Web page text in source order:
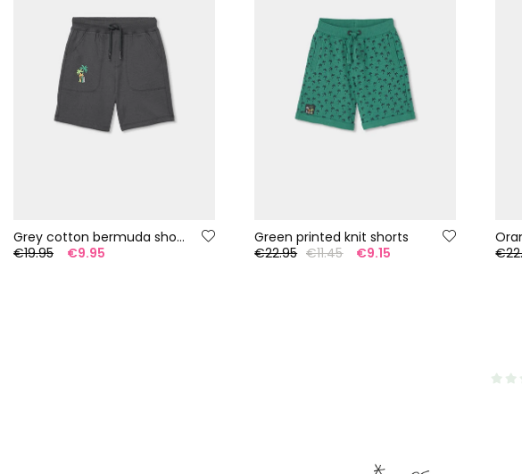
Grey cotton bermuda shorts
€19.95
€9.95
Green printed knit shorts
€22.95 €11.45 €9.15